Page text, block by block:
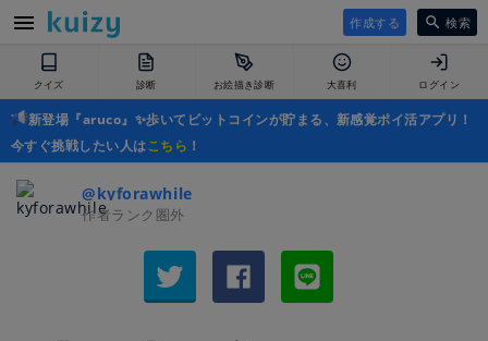
作成する 検索
クイズ 診断 お絵描き診断 大喜利 ログイン
新登場『aruco』✨歩いてビットコインが貯まる、新感覚ポイ活アプリ！
今すぐ挑戦したい人はこちら ！
@kyforawhile
作者ランク圏外